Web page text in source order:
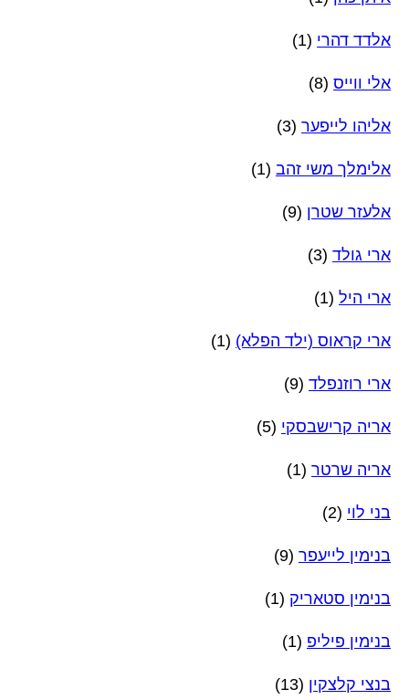
אלדד דהרי (1)
אלי ווייס (8)
אליהו לייפער (3)
אלימלך משי זהב (1)
אלעזר שטרן (9)
ארי גולד (3)
ארי היל (1)
ארי קראוס (ילד הפלא) (1)
ארי רוזנפלד (9)
אריה קרישבסקי (5)
אריה שרטר (1)
בני לוי (2)
בנימין לייעפר (9)
בנימין סטאריק (1)
בנימין פיליפ (1)
בנצי קלצקין (13)